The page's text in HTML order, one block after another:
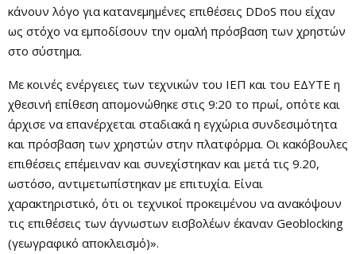
κάνουν λόγο για κατανεμημένες επιθέσεις DDοS που είχαν
ως στόχο να εμποδίσουν την ομαλή πρόσβαση των χρηστών
στο σύστημα.
Με κοινές ενέργειες των τεχνικών του ΙΕΠ και του ΕΔΥΤΕ η
χθεσινή επίθεση απομονώθηκε στις 9:20 το πρωί, οπότε και
άρχισε να επανέρχεται σταδιακά η εγχώρια συνδεσιμότητα
και πρόσβαση των χρηστών στην πλατφόρμα. Οι κακόβουλες
επιθέσεις επέμειναν και συνεχίστηκαν και μετά τις 9.20,
ωστόσο, αντιμετωπίστηκαν με επιτυχία. Είναι
χαρακτηριστικό, ότι οι τεχνικοί προκειμένου να ανακόψουν
τις επιθέσεις των άγνωστων εισβολέων έκαναν Geoblocking
(γεωγραφικό αποκλεισμό)».